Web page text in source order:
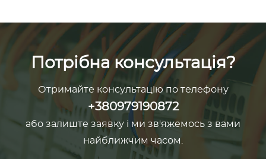
Потрібна консультація?
Отримайте консультацію по телефону
+380979190872
або залиште заявку і ми зв'яжемось з вами
найближчим часом.